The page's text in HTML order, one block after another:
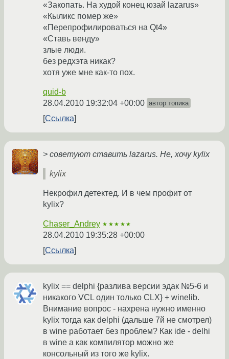
«Закопать. На худой конец юзай lazarus»
«Кыликс помер же»
«Перепрофилироваться на Qt4»
«Ставь венду»
злые люди.
без редхэта никак?
хотя уже мне как-то пох.
quid-b
28.04.2010 19:32:04 +00:00 автор топика
Ссылка
> советуют ставить lazarus. Не, хочу kylix
kylix
Некрофил детектед. И в чем профит от
kylix?
Chaser_Andrey ★★★★★
28.04.2010 19:35:28 +00:00
Ссылка
kylix == delphi {разлива версии эдак №5-6 и
никакого VCL один только CLX} + winelib.
Внимание вопрос - нахрена нужно именно
kylix тогда как delphi (дальше 7й не смотрел)
в wine работает без проблем? Как ide - delhi
в wine а как компилятор можно же
консольный из того же kylix.